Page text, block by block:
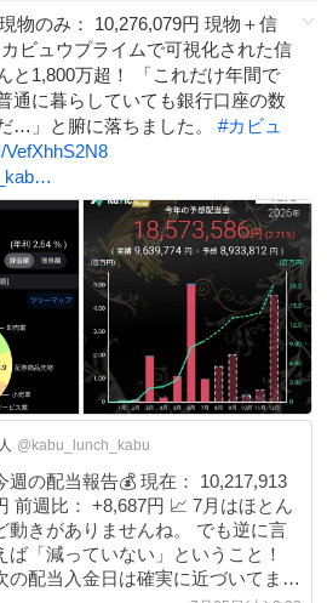
物のみ： 10,276,079円 現物＋信
ビュウプライムで可視化された信
と1,800万超！ 「これだけ年間で
通に暮らしていても銀行口座の数
…」と腑に落ちました。 #カビュ
VefXhhS2N8
@kabu_lunch_kabu
週の配当報告💰 現在： 10,217,913
前週比： +8,687円 📈 7月はほとん
動きがありませんね。 でも逆に言
ば「減っていない」ということ！
の配当入金日は確実に近づいてま